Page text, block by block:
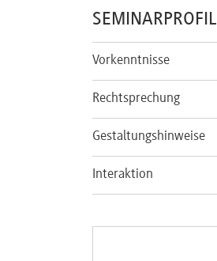
SEMINARPROFIL
Vorkenntnisse
Rechtsprechung
Gestaltungshinweise
Interaktion